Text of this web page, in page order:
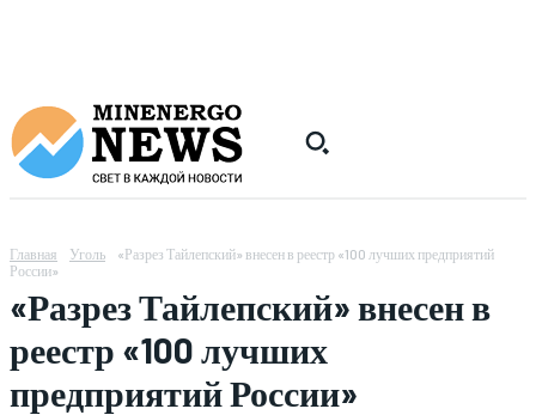
Главная Уголь
«Разрез Тайлепский» внесен в реестр «100 лучших предприятий
России»
«Разрез Тайлепский» внесен в
реестр «100 лучших
предприятий России»